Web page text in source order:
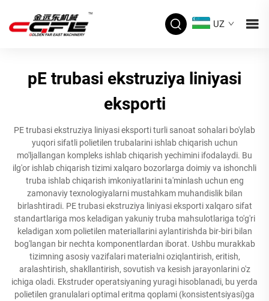
UZ
pE trubasi ekstruziya liniyasi
eksporti
PE trubasi ekstruziya liniyasi eksporti turli sanoat sohalari bo'ylab
yuqori sifatli polietilen trubalarini ishlab chiqarish uchun
mo'ljallangan kompleks ishlab chiqarish yechimini ifodalaydi. Bu
ilg'or ishlab chiqarish tizimi xalqaro bozorlarga doimiy va ishonchli
truba ishlab chiqarish imkoniyatlarini ta'minlash uchun eng
zamonaviy texnologiyalarni mustahkam muhandislik bilan
birlashtiradi. PE trubasi ekstruziya liniyasi eksporti xalqaro sifat
standartlariga mos keladigan yakuniy truba mahsulotlariga to'g'ri
keladigan xom polietilen materiallarini aylantirishda bir-biri bilan
bog'langan bir nechta komponentlardan iborat. Ushbu murakkab
tizimning asosiy vazifalari materialni oziqlantirish, eritish,
aralashtirish, shakllantirish, sovutish va kesish jarayonlarini o'z
ichiga oladi. Ekstruder operatsiyaning yuragi hisoblanadi, bu yerda
polietilen granulalari optimal eritma qoplami (konsistentsiyasi)ga